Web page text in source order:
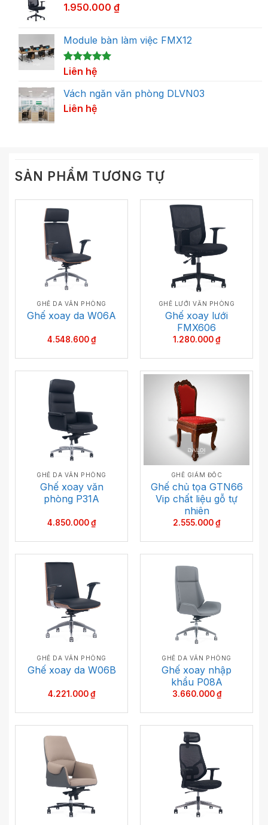
1.950.000 ₫
Module bàn làm việc FMX12
5.00trên 5
dựa trên
1
đánh giá
Liên hệ
Vách ngăn văn phòng DLVN03
Liên hệ
SẢN PHẨM TƯƠNG TỰ
GHẾ DA VĂN PHÒNG
Ghế xoay da W06A
4.548.600₫
GHẾ LƯỚI VĂN PHÒNG
Ghế xoay lưới
FMX606
1.280.000₫
GHẾ DA VĂN PHÒNG
Ghế xoay văn
phòng P31A
4.850.000₫
GHẾ GIÁM ĐỐC
Ghế chủ tọa GTN66
Vip chất liệu gỗ tự
nhiên
2.555.000₫
GHẾ DA VĂN PHÒNG
Ghế xoay da W06B
4.221.000₫
GHẾ DA VĂN PHÒNG
Ghế xoay nhập
khẩu P08A
3.660.000₫